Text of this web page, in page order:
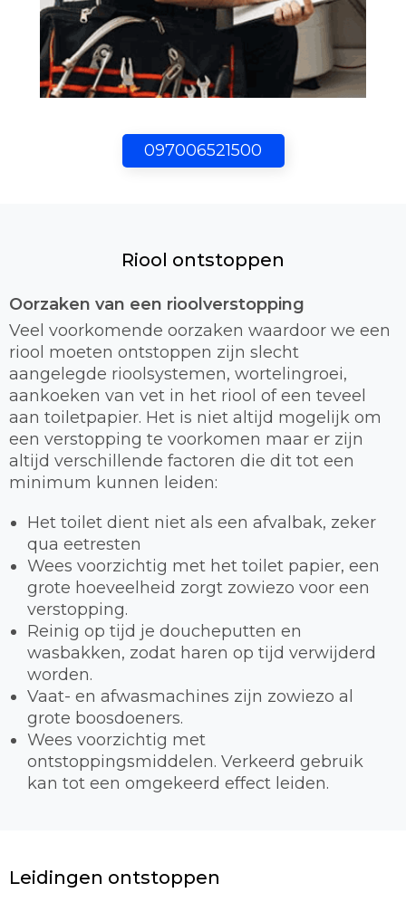
097006521500
Riool ontstoppen
Oorzaken van een rioolverstopping
Veel voorkomende oorzaken waardoor we een
riool moeten ontstoppen zijn slecht
aangelegde rioolsystemen, wortelingroei,
aankoeken van vet in het riool of een teveel
aan toiletpapier. Het is niet altijd mogelijk om
een verstopping te voorkomen maar er zijn
altijd verschillende factoren die dit tot een
minimum kunnen leiden:
Het toilet dient niet als een afvalbak, zeker
qua eetresten
Wees voorzichtig met het toilet papier, een
grote hoeveelheid zorgt zowiezo voor een
verstopping.
Reinig op tijd je doucheputten en
wasbakken, zodat haren op tijd verwijderd
worden.
Vaat- en afwasmachines zijn zowiezo al
grote boosdoeners.
Wees voorzichtig met
ontstoppingsmiddelen. Verkeerd gebruik
kan tot een omgekeerd effect leiden.
Leidingen ontstoppen